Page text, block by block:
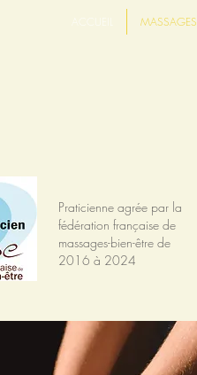
ACCUEIL MASSAGES
Praticienne agrée par la
fédération française de
massages-bien-être de
2016 à 2024